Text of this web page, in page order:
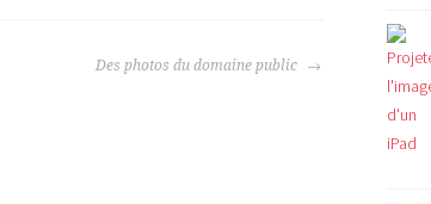
Des photos du domaine public